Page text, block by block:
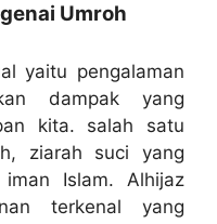
Umroh
yaitu pengalaman
dampak yang
kita. salah satu
ziarah suci yang
Islam. Alhijaz
terkenal yang